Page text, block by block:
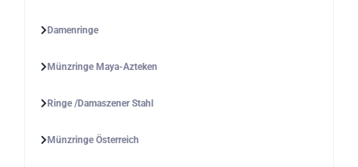
Damenringe
Münzringe Maya-Azteken
Ringe /Damaszener Stahl
Münzringe Österreich